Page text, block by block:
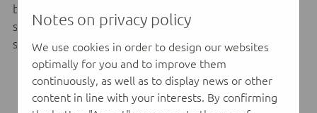
Notes on privacy policy
We use cookies in order to design our websites
optimally for you and to improve them
continuously, as well as to display news or other
content in line with your interests. By confirming
besprechen, unterliegt der Schweigepflicht. Ich
spreche nur dann mit anderen Personen, wenn Sie es
selbst ausdrücklich wünschen.